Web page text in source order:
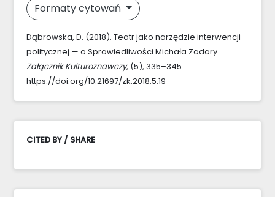
Formaty cytowań
Dąbrowska, D. (2018). Teatr jako narzędzie interwencji
politycznej — o Sprawiedliwości Michała Zadary.
Załącznik Kulturoznawczy, (5), 335–345.
https://doi.org/10.21697/zk.2018.5.19
CITED BY / SHARE